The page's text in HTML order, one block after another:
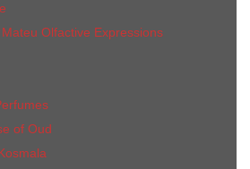
Olfactive Expressions
of Oud